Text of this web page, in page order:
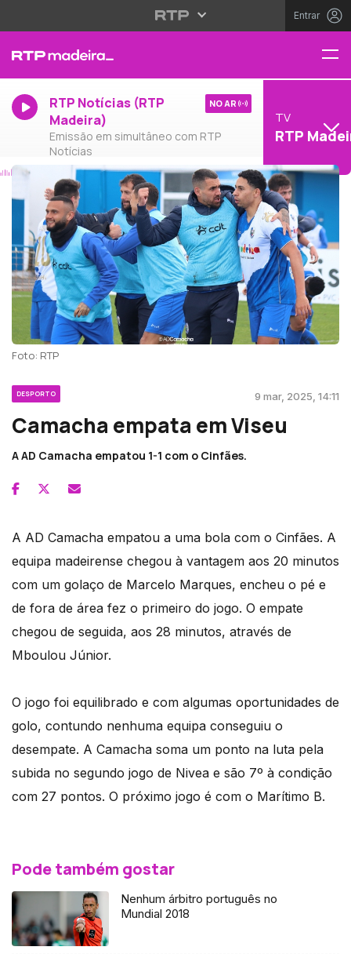
Entrar
RTP Notícias (RTP
Madeira)
Emissão em simultâneo com RTP
Notícias
NO AR
TV
RTP
Foto: RTP
DESPORTO 9 mar, 2025, 14:11
Camacha empata em Viseu
A AD Camacha empatou 1-1 com o Cinfães.
A AD Camacha empatou a uma bola com o Cinfães. A
equipa madeirense chegou à vantagem aos 20 minutos
com um golaço de Marcelo Marques, encheu o pé e
de fora de área fez o primeiro do jogo. O empate
chegou de seguida, aos 28 minutos, através de
Mboulou Júnior.
O jogo foi equilibrado e com algumas oportunidades de
golo, contundo nenhuma equipa conseguiu o
desempate. A Camacha soma um ponto na luta pela
subida no segundo jogo de Nivea e são 7º à condição
com 27 pontos. O próximo jogo é com o Marítimo B.
Pode também gostar
Nenhum árbitro português no
Mundial 2018